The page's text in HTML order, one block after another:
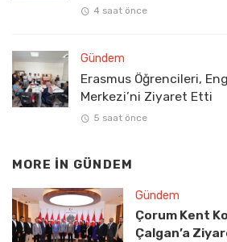
4 saat önce
Gündem
Erasmus Öğrencileri,
Merkezi’ni Ziyaret Etti
5 saat önce
MORE IN GÜNDEM
Gündem
Çorum Kent
Çalgan’a